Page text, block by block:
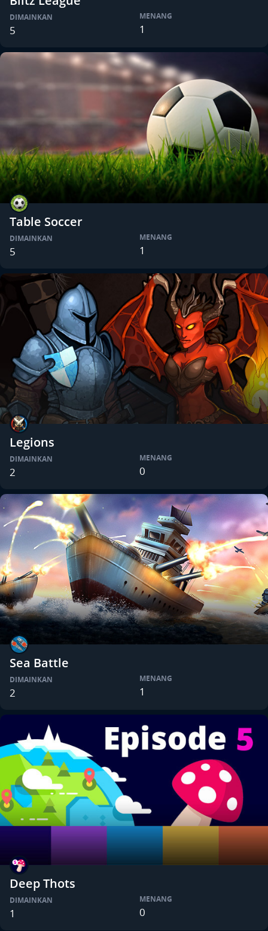
DIMAINKAN
5
MENANG
1
Table Soccer
DIMAINKAN
5
MENANG
1
Legions
DIMAINKAN
2
MENANG
0
Sea Battle
DIMAINKAN
2
MENANG
1
Deep Thots
DIMAINKAN
1
MENANG
0